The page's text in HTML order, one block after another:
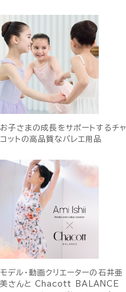
お子さまの成長をサポートするチャ
コットの高品質なバレエ用品
モデル・動画クリエーターの石井亜
美さんと Chacott BALANCE